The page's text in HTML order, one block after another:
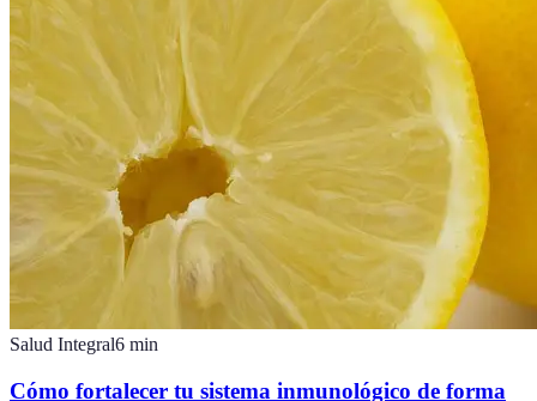
Salud Integral6 min
Cómo fortalecer tu sistema inmunológico de forma